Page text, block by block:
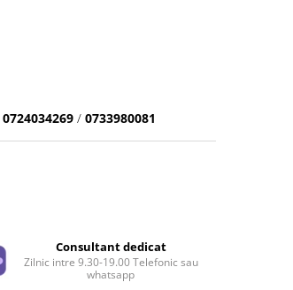
0724034269 / 0733980081
Consultant dedicat
Zilnic intre 9.30-19.00 Telefonic sau
whatsapp